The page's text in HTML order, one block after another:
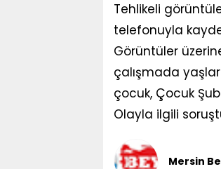
Tehlikeli
telefonuyla
Görüntüler
çalışmada
çocuk, Çocuk
Olayla ilgili
Mersin